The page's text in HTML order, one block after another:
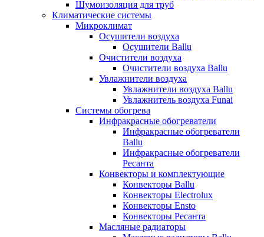
Шумоизоляция для труб
Климатические системы
Микроклимат
Осушители воздуха
Осушители Ballu
Очистители воздуха
Очистители воздуха Ballu
Увлажнители воздуха
Увлажнители воздуха Ballu
Увлажнитель воздуха Funai
Системы обогрева
Инфракрасные обогреватели
Инфракрасные обогреватели
Ballu
Инфракрасные обогреватели
Ресанта
Конвекторы и комплектующие
Конвекторы Ballu
Конвекторы Electrolux
Конвекторы Ensto
Конвекторы Ресанта
Масляные радиаторы